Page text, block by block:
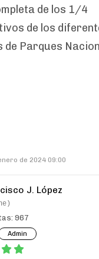
de los 1/4
de los
de Parques
de 2024 09:00
J. López
967
Admin